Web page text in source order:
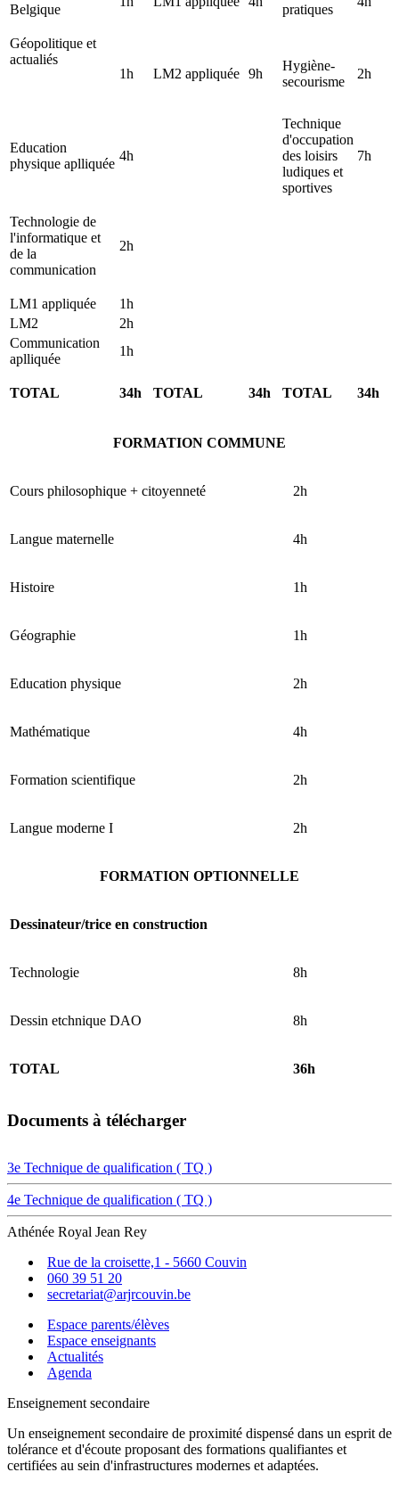
Belgique
pratiques
Géopolitique et
actualiés
1h
LM2 appliquée 9h
Hygiène-
secourisme
2h
Education
physique aplliquée
4h
Technique
d'occupation
des loisirs
ludiques et
sportives
7h
Technologie de
l'informatique et
de la
communication
2h
LM1 appliquée
1h
LM2
2h
Communication
aplliquée
1h
TOTAL 34h TOTAL 34h TOTAL 34h
FORMATION COMMUNE
Cours philosophique + citoyenneté 2h
Langue maternelle 4h
Histoire 1h
Géographie 1h
Education physique 2h
Mathématique 4h
Formation scientifique 2h
Langue moderne I 2h
FORMATION OPTIONNELLE
Dessinateur/trice en construction
Technologie 8h
Dessin etchnique DAO 8h
TOTAL 36h
Documents à télécharger
3e Technique de qualification ( TQ )
4e Technique de qualification ( TQ )
Athénée Royal Jean Rey
Rue de la croisette,1 - 5660 Couvin
060 39 51 20
secretariat@arjrcouvin.be
Espace parents/élèves
Espace enseignants
Actualités
Agenda
Enseignement secondaire
Un enseignement secondaire de proximité dispensé dans un esprit de
tolérance et d'écoute proposant des formations qualifiantes et
certifiées au sein d'infrastructures modernes et adaptées.